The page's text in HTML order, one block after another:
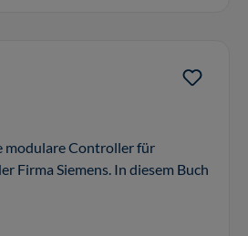
modulare Controller für
Firma Siemens. In diesem Buch